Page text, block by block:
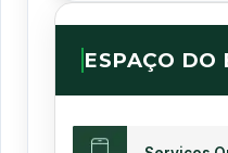
ESPAÇO DO